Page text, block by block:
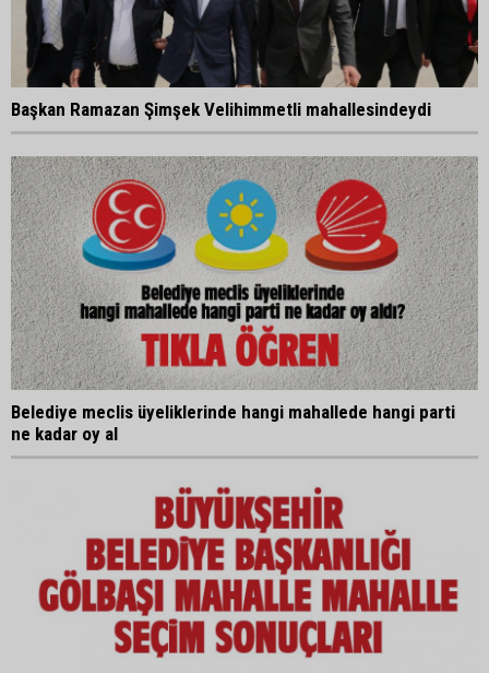
Başkan Ramazan Şimşek Velihimmetli mahallesindeydi
Belediye meclis üyeliklerinde hangi mahallede hangi parti
ne kadar oy al